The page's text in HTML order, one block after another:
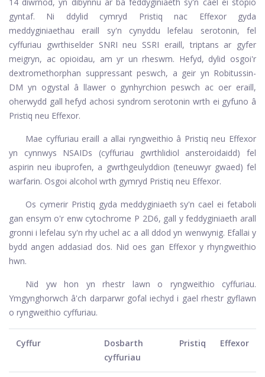
gyntaf. Ni ddylid cymryd Pristiq nac Effexor gyda
meddyginiaethau eraill sy'n cynyddu lefelau serotonin, fel
cyffuriau gwrthiselder SNRI neu SSRI eraill, triptans ar gyfer
meigryn, ac opioidau, am yr un rheswm. Hefyd, dylid osgoi'r
dextromethorphan suppressant peswch, a geir yn Robitussin-
DM yn ogystal â llawer o gynhyrchion peswch ac oer eraill,
oherwydd gall hefyd achosi syndrom serotonin wrth ei gyfuno â
Pristiq neu Effexor.
Mae cyffuriau eraill a allai ryngweithio â Pristiq neu Effexor
yn cynnwys NSAIDs (cyffuriau gwrthlidiol ansteroidaidd) fel
aspirin neu ibuprofen, a gwrthgeulyddion (teneuwyr gwaed) fel
warfarin. Osgoi alcohol wrth gymryd Pristiq neu Effexor.
Os cymerir Pristiq gyda meddyginiaeth sy'n cael ei fetaboli
gan ensym o'r enw cytochrome P 2D6, gall y feddyginiaeth arall
gronni i lefelau sy'n rhy uchel ac a all ddod yn wenwynig. Efallai y
bydd angen addasiad dos. Nid oes gan Effexor y rhyngweithio
hwn.
Nid yw hon yn rhestr lawn o ryngweithio cyffuriau.
Ymgynghorwch â'ch darparwr gofal iechyd i gael rhestr gyflawn
o ryngweithio cyffuriau.
Cyffur
Dosbarth
cyffuriau
Pristiq Effexor